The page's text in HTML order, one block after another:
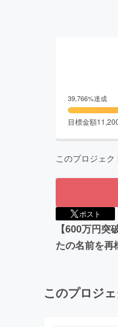
39,766%達成
目標金額
このプロジェク
ポスト
【600万円
たの名前を再
このプロジ